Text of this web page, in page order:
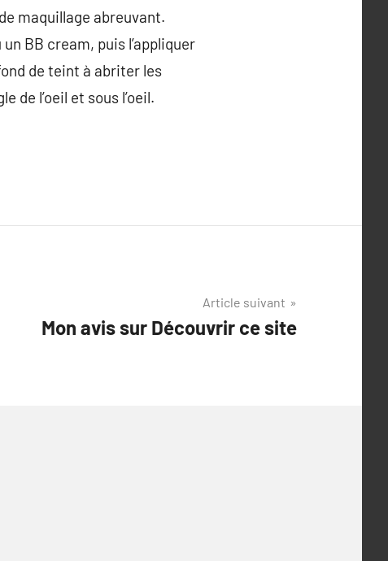
maquillage abreuvant.
BB cream, puis l’appliquer
de teint à abriter les
de l’oeil et sous l’oeil.
Article suivant
Mon avis sur Découvrir ce site